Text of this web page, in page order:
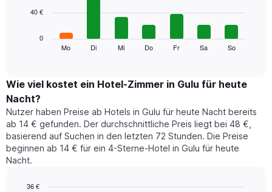
bars.
den
durchschnittlichen
Preis
eines
Zimmers
für
den
jeweiligen
Das
Mo Di Mi Do Fr Sa So
0
40 €
Wie viel kostet ein Hotel-Zimmer in Gulu für heute
Nacht?
Nutzer haben Preise ab Hotels in Gulu für heute Nacht bereits
ab 14 € gefunden. Der durchschnittliche Preis liegt bei 48 €,
basierend auf Suchen in den letzten 72 Stunden. Die Preise
beginnen ab 14 € für ein 4-Sterne-Hotel in Gulu für heute
Nacht.
36 €